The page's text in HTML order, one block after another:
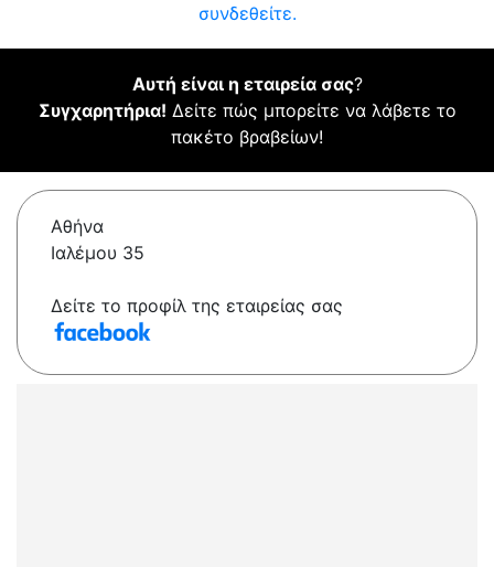
συνδεθείτε.
Αυτή είναι η εταιρεία σας?
Συγχαρητήρια! Δείτε πώς μπορείτε να λάβετε το
πακέτο βραβείων!
Αθήνα
Ιαλέμου 35
Δείτε το προφίλ της εταιρείας σας